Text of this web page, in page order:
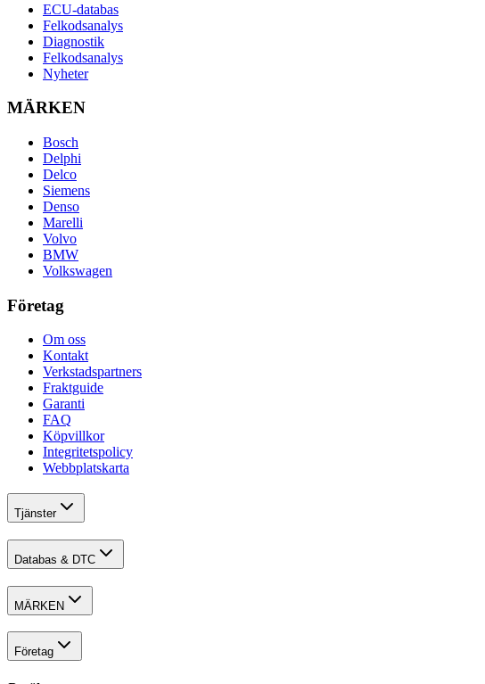
ECU-databas
Felkodsanalys
Diagnostik
Felkodsanalys
Nyheter
MÄRKEN
Bosch
Delphi
Delco
Siemens
Denso
Marelli
Volvo
BMW
Volkswagen
Företag
Om oss
Kontakt
Verkstadspartners
Fraktguide
Garanti
FAQ
Köpvillkor
Integritetspolicy
Webbplatskarta
Tjänster
Databas & DTC
MÄRKEN
Företag